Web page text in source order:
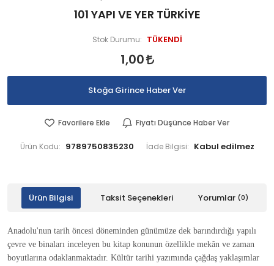
101 YAPI VE YER TÜRKİYE
Stok Durumu: TÜKENDİ
1,00
Stoğa Girince Haber Ver
Favorilere Ekle Fiyatı Düşünce Haber Ver
Ürün Kodu: 9789750835230 İade Bilgisi:
Ürün Bilgisi Taksit Seçenekleri Yorumlar (0)
Anadolu'nun tarih öncesi döneminden günümüze dek barındırdığı yapılı
çevre ve binaları inceleyen bu kitap konunun özellikle mekân ve zaman
boyutlarına odaklanmaktadır. Kültür tarihi yazımında çağdaş yaklaşımlar